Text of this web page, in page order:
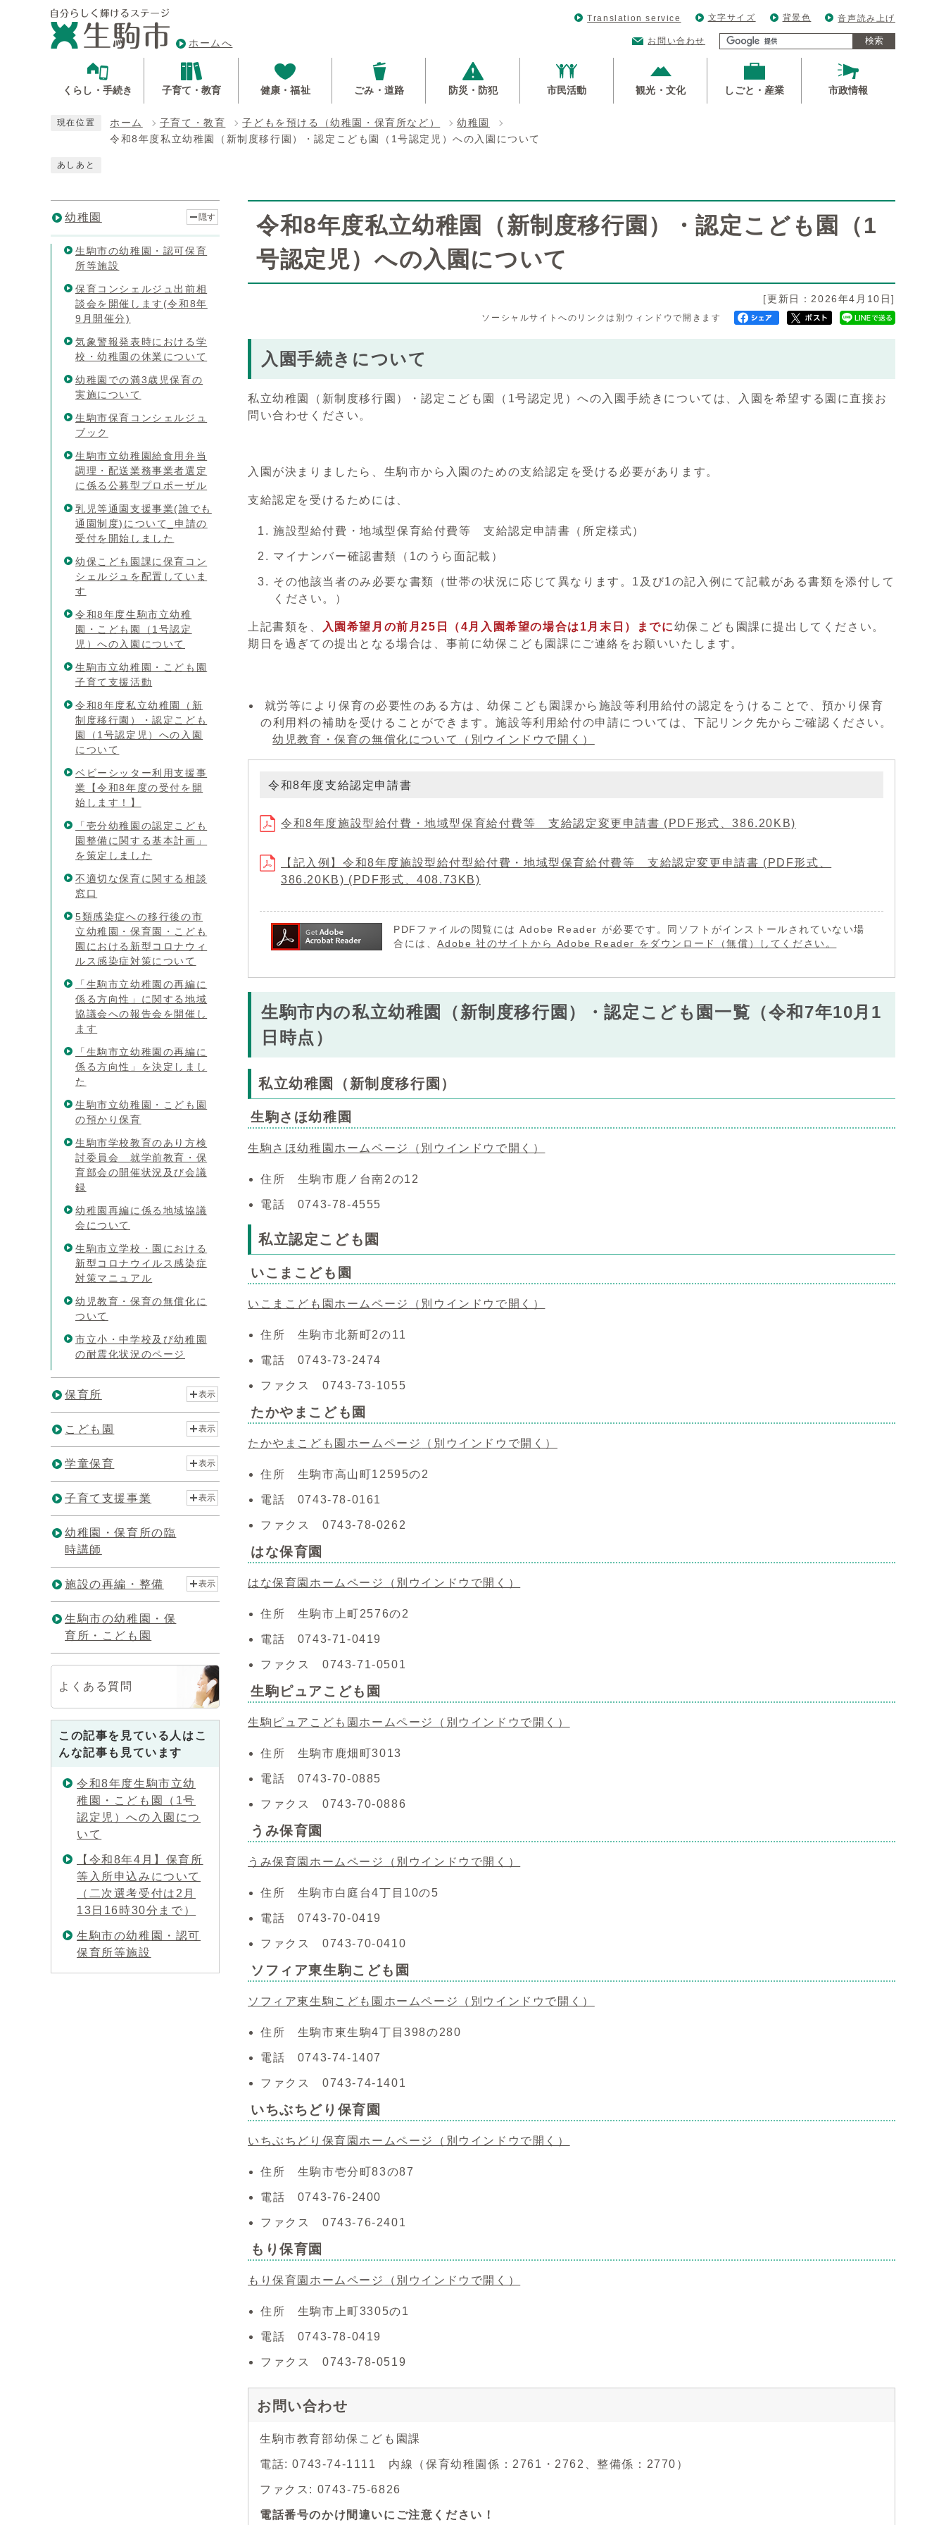
ホームへ
Translation service 文字サイズ 背景色 音声読み上げ
お問い合わせ 検索
くらし・手続き 子育て・教育 健康・福祉 ごみ・道路 防災・防犯 市民活動 観光・文化 しごと・産業 市政情報
現在位置 ホーム 子育て・教育 子どもを預ける（幼稚園・保育所など）
幼稚園
令和8年度私立幼稚園（新制度移行園）・認定こども園（1号認定児）への入園について
あしあと
令和8年度私立幼稚園（新制度移行園）・認定こども園（1
号認定児）への入園について
[更新日：2026年4月10日]
ソーシャルサイトへのリンクは別ウィンドウで開きます
入園手続きについて
私立幼稚園（新制度移行園）・認定こども園（1号認定児）への入園手続きについては、入園を希望する園に直接お
問い合わせください。
入園が決まりましたら、生駒市から入園のための支給認定を受ける必要があります。
支給認定を受けるためには、
施設型給付費・地域型保育給付費等 支給認定申請書（所定様式）
マイナンバー確認書類（1のうら面記載）
その他該当者のみ必要な書類（世帯の状況に応じて異なります。1及び1の記入例にて記載がある書類を添付して
ください。）
上記書類を、 入園希望月の前月25日（4月入園希望の場合は1月末日）までに幼保こども園課に提出してください。
期日を過ぎての提出となる場合は、事前に幼保こども園課にご連絡をお願いいたします。
就労等により保育の必要性のある方は、幼保こども園課から施設等利用給付の認定をうけることで、預かり保育
の利用料の補助を受けることができます。施設等利用給付の申請については、下記リンク先からご確認ください。
幼児教育・保育の無償化について
（別ウインドウで開く）
令和8年度支給認定申請書
令和8年度施設型給付費・地域型保育給付費等 支給認定変更申請書 (PDF形式、386.20KB)
【記入例】令和8年度施設型給付型給付費・地域型保育給付費等 支給認定変更申請書 (PDF形式、
386.20KB) (PDF形式、408.73KB)
PDFファイルの閲覧には Adobe Reader が必要です。同ソフトがインストールされていない場
合には、Adobe 社のサイトから Adobe Reader をダウンロード（無償）してください。
生駒市内の私立幼稚園（新制度移行園）・認定こども園一覧（令和7年10月1
日時点）
私立幼稚園（新制度移行園）
生駒さほ幼稚園
生駒さほ幼稚園ホームページ （別ウインドウで開く）
住所 生駒市鹿ノ台南2の12
電話 0743-78-4555
私立認定こども園
いこまこども園
いこまこども園ホームページ （別ウインドウで開く）
住所 生駒市北新町2の11
電話 0743-73-2474
ファクス 0743-73-1055
たかやまこども園
たかやまこども園ホームページ （別ウインドウで開く）
住所 生駒市高山町12595の2
電話 0743-78-0161
ファクス 0743-78-0262
はな保育園
はな保育園ホームページ （別ウインドウで開く）
住所 生駒市上町2576の2
電話 0743-71-0419
ファクス 0743-71-0501
生駒ピュアこども園
生駒ピュアこども園ホームページ （別ウインドウで開く）
住所 生駒市鹿畑町3013
電話 0743-70-0885
ファクス 0743-70-0886
うみ保育園
うみ保育園ホームページ （別ウインドウで開く）
住所 生駒市白庭台4丁目10の5
電話 0743-70-0419
ファクス 0743-70-0410
ソフィア東生駒こども園
ソフィア東生駒こども園ホームページ （別ウインドウで開く）
住所 生駒市東生駒4丁目398の280
電話 0743-74-1407
ファクス 0743-74-1401
いちぶちどり保育園
いちぶちどり保育園ホームページ （別ウインドウで開く）
住所 生駒市壱分町83の87
電話 0743-76-2400
ファクス 0743-76-2401
もり保育園
もり保育園ホームページ （別ウインドウで開く）
住所 生駒市上町3305の1
電話 0743-78-0419
ファクス 0743-78-0519
お問い合わせ
生駒市教育部幼保こども園課
電話: 0743-74-1111 内線（保育幼稚園係：2761・2762、整備係：2770）
ファクス: 0743-75-6826
電話番号のかけ間違いにご注意ください！
幼稚園 隠す
生駒市の幼稚園・認可保育
所等施設
保育コンシェルジュ出前相
談会を開催します(令和8年
9月開催分)
気象警報発表時における学
校・幼稚園の休業について
幼稚園での満3歳児保育の
実施について
生駒市保育コンシェルジュ
ブック
生駒市立幼稚園給食用弁当
調理・配送業務事業者選定
に係る公募型プロポーザル
乳児等通園支援事業(誰でも
通園制度)について_申請の
受付を開始しました
幼保こども園課に保育コン
シェルジュを配置していま
す
令和8年度生駒市立幼稚
園・こども園（1号認定
児）への入園について
生駒市立幼稚園・こども園
子育て支援活動
令和8年度私立幼稚園（新
制度移行園）・認定こども
園（1号認定児）への入園
について
ベビーシッター利用支援事
業【令和8年度の受付を開
始します！】
「壱分幼稚園の認定こども
園整備に関する基本計画」
を策定しました
不適切な保育に関する相談
窓口
5類感染症への移行後の市
立幼稚園・保育園・こども
園における新型コロナウィ
ルス感染症対策について
「生駒市立幼稚園の再編に
係る方向性」に関する地域
協議会への報告会を開催し
ます
「生駒市立幼稚園の再編に
係る方向性」を決定しまし
た
生駒市立幼稚園・こども園
の預かり保育
生駒市学校教育のあり方検
討委員会 就学前教育・保
育部会の開催状況及び会議
録
幼稚園再編に係る地域協議
会について
生駒市立学校・園における
新型コロナウイルス感染症
対策マニュアル
幼児教育・保育の無償化に
ついて
市立小・中学校及び幼稚園
の耐震化状況のページ
保育所 表示
こども園 表示
学童保育 表示
子育て支援事業 表示
幼稚園・保育所の臨
時講師
施設の再編・整備 表示
生駒市の幼稚園・保
育所・こども園
よくある質問
この記事を見ている人はこ
んな記事も見ています
令和8年度生駒市立幼
稚園・こども園（1号
認定児）への入園につ
いて
【令和8年4月】保育所
等入所申込みについて
（二次選考受付は2月
13日16時30分まで）
生駒市の幼稚園・認可
保育所等施設